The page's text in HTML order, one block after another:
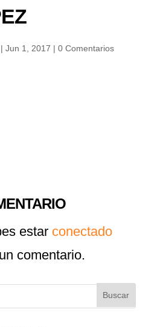
Jun 1, 2017 | 0 Comentarios
estar conectado
comentario.